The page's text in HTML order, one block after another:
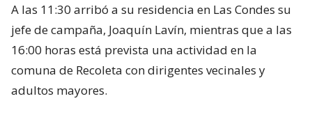
A las 11:30 arribó a su residencia en Las Condes su
jefe de campaña, Joaquín Lavín, mientras que a las
16:00 horas está prevista una actividad en la
comuna de Recoleta con dirigentes vecinales y
adultos mayores.